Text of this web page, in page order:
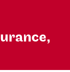
urance,